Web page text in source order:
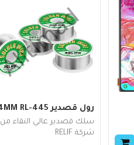
رول قصدير 0.4MM RL-445
سلك قصدير عالي النقاء من
شركة RELIF